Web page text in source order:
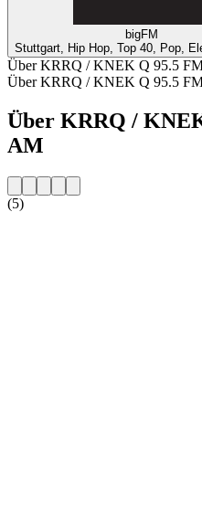
bigFM
Stuttgart, Hip Hop, Top 40, Pop,
Über KRRQ / KNEK Q 95.5
Über KRRQ / KNEK Q 95.5
Über KRRQ /
AM
(5)